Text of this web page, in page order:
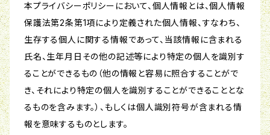
本プライバシーポリシーにおいて、個人情報とは、個人情報
保護法第2条第1項により定義された個人情報、すなわち、
生存する個人に関する情報であって、当該情報に含まれる
氏名、生年月日その他の記述等により特定の個人を識別す
ることができるもの（他の情報と容易に照合することがで
き、それにより特定の個人を識別することができることとな
るものを含みます。）、もしくは個人識別符号が含まれる情
報を意味するものとします。